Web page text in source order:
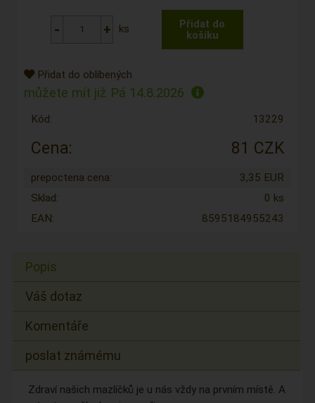
ks
Přidat do oblíbených
můžete mít již Pá 14.8.2026
Kód: 13229
Cena: 81 CZK
prepoctena cena:
3,35 EUR
Sklad:
0 ks
EAN:
8595184955243
Popis
Váš dotaz
Komentáře
poslat známému
Zdraví našich mazlíčků je u nás vždy na prvním místě. A